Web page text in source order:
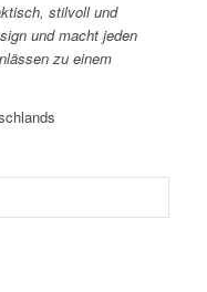
stilvoll und
und macht jeden
zu einem